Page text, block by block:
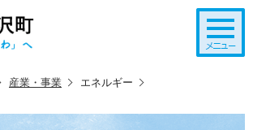
産業・事業 エネルギー